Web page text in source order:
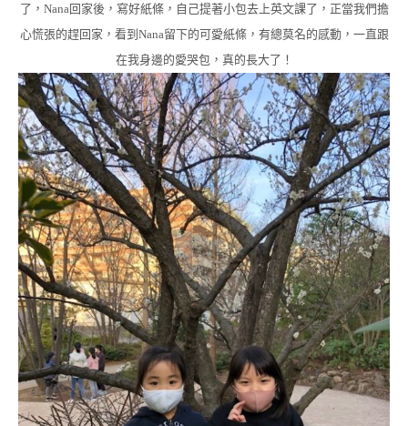
了，Nana回家後，寫好紙條，自己提著小包去上英文課了，正當我們擔
心慌張的趕回家，看到Nana留下的可愛紙條，有總莫名的感動，一直跟
在我身邊的愛哭包，真的長大了！